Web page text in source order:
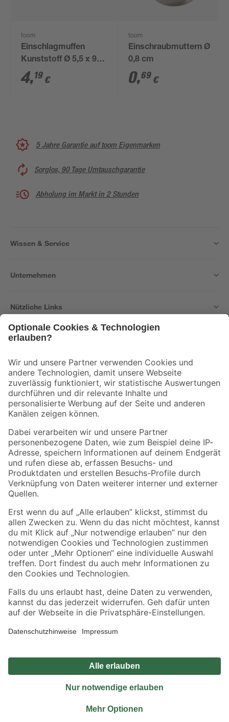
toom
Einschlagmuffen
Kunststoff Ø 5,5 x 9,5
mm 40 Stück
4,19 €
toom
Einschraubmuttern Ø
0,8 cm
0,69 €
5 Jahre Garantie auf toom Eigenmarken
Sorglos, 90 Tage Umtauschgarantie
Abholung im Markt in 2 Stunden
Wissen & Service
Unternehmen
Nützliche Links
Der toom Newsletter: Keine Angebote und Aktionen mehr verpassen!
Zur Newsletter Anmeldung
Folge uns
Zahlungsarten Versandarten
Sicher einkaufen
Jetzt die toom-App herunterladen
Alle Preisangaben in EUR inkl. gesetzl. MwSt.. Die dargestellten Angebote sind unter
Umständen nicht in allen Märkten verfügbar. Die angegebenen Verfügbarkeiten beziehen
Produkte nur solange der Vorrat reicht.
*Paketversand ab 59 € versandkostenfrei, gilt nicht für Artikel mit Speditionsversand, hier
Privatsphäre Impressum
Nutzungsbedingungen
Widerrufsrecht
Vertrag widerrufen
© 2026 toom Baumarkt GmbH